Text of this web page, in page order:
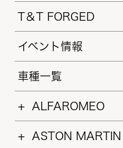
T＆T FORGED
イベント情報
車種一覧
ALFAROMEO
ASTON MARTIN